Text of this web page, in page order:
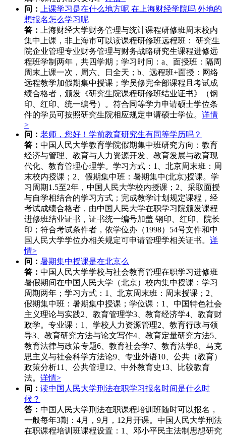
问：
上课学习是在什么地方呢 在上海财经学院吗 外地的
想报名怎么学习呢
答：
上海财经大学财务管理与统计课程研修班周末校内
集中上课，非上海市可以读课程研修班远程班： 研究生
院企业管理专业财务管理与财务战略研究生课程进修远
程班学制两年，共四学期；学习时间：a、面授班：隔周
周末上课一次，周六、日全天；b、远程班+面授：网络
远程教学加假期集中授课；学员修完全部课程且考试成
绩合格者，颁发《研究生院课程研修班结业证书》（钢
印、红印、统一编号）。符合同等学力申请硕士学位条
件的学员可按照研究生院相应规定申请硕士学位。 详情
>
问： 老师，您好！学前教育研究生有同等学历吗？
答： 中国人民大学教育学院假期集中班研究方向：教育
经济与管理、教育与人力资源开发、教育发展与教育现
代化、教育管理心理学。学习方式：1、北京周末班：周
末校内授课；2、假期集中班：暑期集中(北京)授课。学
习周期1.5至2年，中国人民大学校内授课；2、采取面授
与自学相结合的学习方式；完成教学计划规定课程，经
考试成绩合格者，由中国人民大学在职学习院颁发课程
进修班结业证书，证书统一编号加盖 钢印、红印、院长
印；符合考试条件者，依学位办（1998）54号文件和中
国人民大学学位办相关规定可申请管理学相关证书。 详
情>
问： 暑期集中授课是在北京么
答： 中国人民大学学校与社会教育管理在职学习进修班
暑假期间在中国人民大学（北京）校内集中授课：学习
周期两年；学习方式：1、北京周末班：周末授课；2、
假期集中班：暑期集中授课；学位课：1、中国特色社会
主义理论与实践2、教育管理学3、教育经济学4、教育财
政学。专业课：1、学校人力资源管理2、教育行政与领
导3、教育研究方法与论文写作4、教育定量研究方法5、
教育法律与政策专题6、教育社会学7、教育法学8、马克
思主义与社会科学方法论9、专业外语10、公共（教育）
政策分析11、公共管理12、中外教育史13、比较教育
法。 详情>
问： 读中国人民大学刑法在职学习报名时间是什么时
候？
答： 中国人民大学刑法在职课程培训班随时可以报名，
一般每年3期：4月，9月，12月开课。中国人民大学刑法
在职课程培训班课程设置：1、邓小平民主法制思想研究